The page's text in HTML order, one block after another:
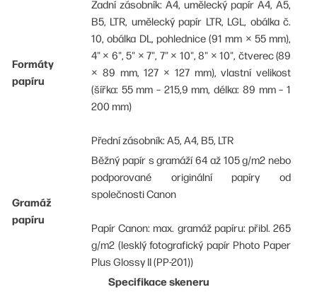
Formáty
papíru
Zadní zásobník: A4, umělecký papír A4, A5,
B5, LTR, umělecký papír LTR, LGL, obálka č.
10, obálka DL, pohlednice (91 mm × 55 mm),
4" × 6", 5" × 7", 7" × 10", 8" × 10", čtverec (89
× 89 mm, 127 × 127 mm), vlastní velikost
(šířka: 55 mm – 215,9 mm, délka: 89 mm – 1
200 mm)
Přední zásobník: A5, A4, B5, LTR
Gramáž
papíru
Běžný papír s gramáží 64 až 105 g/m2 nebo
podporované originální papíry od
společnosti Canon
Papír Canon: max. gramáž papíru: přibl. 265
g/m2 (lesklý fotografický papír Photo Paper
Plus Glossy II (PP-201))
Specifikace skeneru